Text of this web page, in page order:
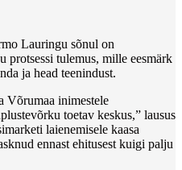
Lauringu sõnul on
tulemus, mille eesmärk
ja head teenindust.
Võrumaa inimestele
toetav keskus,” lausus
laienemisele kaasa
ennast ehitusest kuigi palju